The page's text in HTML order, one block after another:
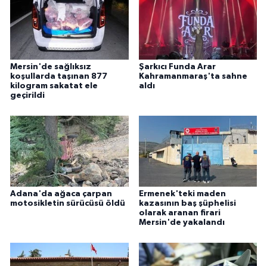
Mersin'de sağlıksız
koşullarda taşınan 877
kilogram sakatat ele
geçirildi
Şarkıcı Funda Arar
Kahramanmaraş'ta sahne
aldı
Adana'da ağaca çarpan
motosikletin sürücüsü öldü
Ermenek'teki maden
kazasının baş şüphelisi
olarak aranan firari
Mersin'de yakalandı